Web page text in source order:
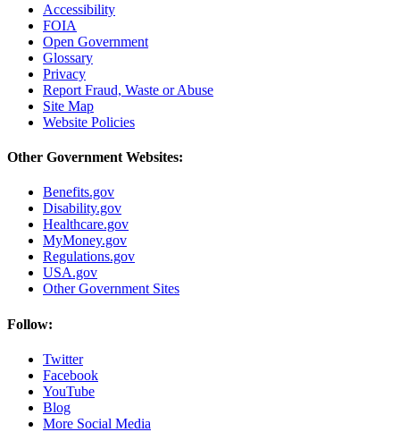
Accessibility
FOIA
Open Government
Glossary
Privacy
Report Fraud, Waste or Abuse
Site Map
Website Policies
Other Government Websites:
Benefits.gov
Disability.gov
Healthcare.gov
MyMoney.gov
Regulations.gov
USA.gov
Other Government Sites
Follow:
Twitter
Facebook
YouTube
Blog
More Social Media